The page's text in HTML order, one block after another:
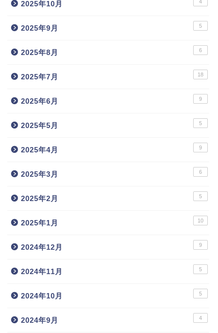
2025年10月 4
2025年9月 5
2025年8月 6
2025年7月 18
2025年6月 9
2025年5月 5
2025年4月 9
2025年3月 6
2025年2月 5
2025年1月 10
2024年12月 9
2024年11月 5
2024年10月 5
2024年9月 4